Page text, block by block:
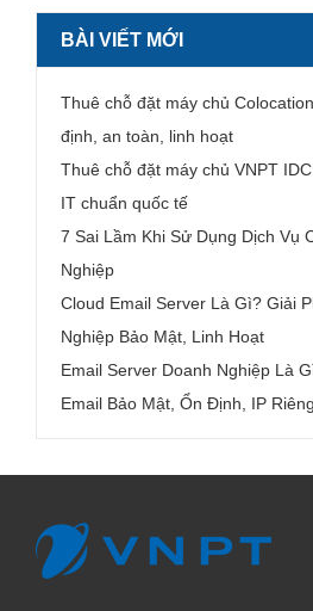
BÀI VIẾT MỚI
Thuê chỗ đặt máy chủ
định, an toàn, linh hoạt
Thuê chỗ đặt máy chủ VNPT
IT chuẩn quốc tế
7 Sai Lầm Khi Sử Dụng Dịch Vụ
Nghiệp
Cloud Email Server Là Gì? Giải
Nghiệp Bảo Mật, Linh Hoạt
Email Server Doanh Nghiệp Là
Email Bảo Mật, Ổn Định, IP Riêng